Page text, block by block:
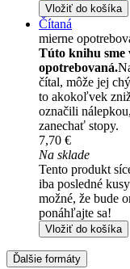
Vložiť do košíka
Čítaná
mierne
Túto knihu sme
opotrebovaná.
čítal, môže jej
to akokoľvek
označili
zanechať stopy.
7,70 €
Na sklade
Tento produkt
iba posledné
možné, že bude
ponáhľajte sa!
Vložiť do košíka
Ďalšie formáty